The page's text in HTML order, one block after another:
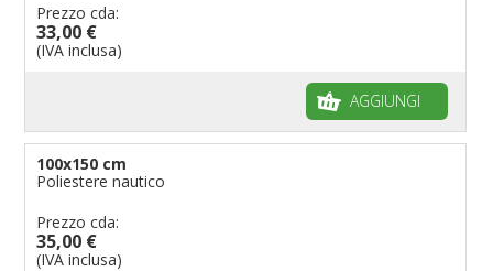
Prezzo cda:
33,00 €
(IVA inclusa)
AGGIUNGI
100x150 cm
Poliestere nautico
Prezzo cda:
35,00 €
(IVA inclusa)